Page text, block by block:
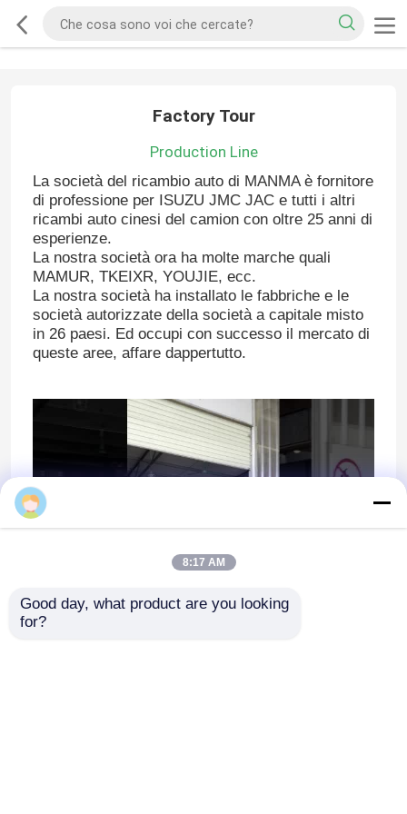
Factory Tour
Production Line
La società del ricambio auto di MANMA è fornitore
di professione per ISUZU JMC JAC e tutti i altri
ricambi auto cinesi del camion con oltre 25 anni di
esperienze.
La nostra società ora ha molte marche quali
MAMUR, TKEIXR, YOUJIE, ecc.
La nostra società ha installato le fabbriche e le
società autorizzate della società a capitale misto
in 26 paesi. Ed occupi con successo il mercato di
queste aree, affare dappertutto.
8:17 AM
Good day, what product are you looking
for?